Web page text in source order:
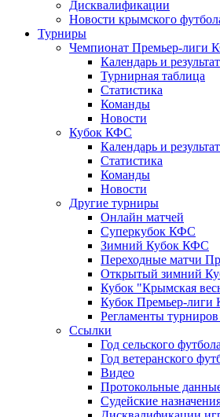
Дисквалификации
Новости крымского
Турниры
Чемпионат Премьер-лиги
Календарь и
Турнирная таблица
Статистика
Команды
Новости
Кубок КФС
Календарь и
Статистика
Команды
Новости
Другие турниры
Онлайн матчей
Суперкубок КФС
Зимний Кубок КФС
Переходные матчи
Открытый зимний
Кубок "Крымская
Кубок Премьер-
Регламенты
Ссылки
Год сельского
Год ветеранского
Видео
Протокольные
Судейские